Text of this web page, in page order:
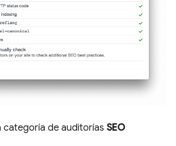
categoría de auditorías SEO